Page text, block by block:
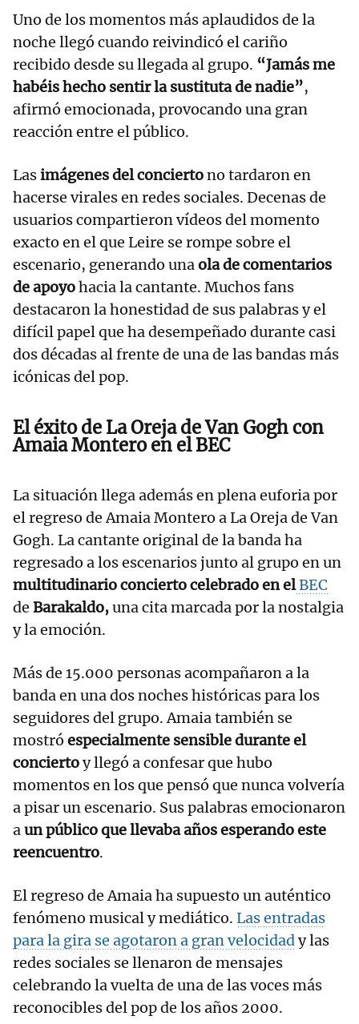
Uno de los momentos más aplaudidos de la
noche llegó cuando reivindicó el cariño
recibido desde su llegada al grupo. “Jamás me
habéis hecho sentir la sustituta de nadie”,
afirmó emocionada, provocando una gran
reacción entre el público.
Lasimágenes del conciertono tardaron en
hacerse virales en redes sociales. Decenas de
usuarios compartieron vídeos del momento
exacto en el que Leire se rompe sobre el
escenario, generando unaola de comentarios
de apoyohacia la cantante. Muchos fans
destacaron la honestidad de sus palabras y el
difícil papel que ha desempeñado durante casi
dos décadas al frente de una de las bandas más
icónicas del pop.
El éxito de La Oreja de Van Gogh con
Amaia Montero en el BEC
La situación llega además en plena euforia por
el regreso de Amaia Montero a La Oreja de Van
Gogh. La cantante original de la banda ha
regresado a los escenarios junto al grupo en un
multitudinario concierto celebrado en elBEC
de Barakaldo,una cita marcada por la nostalgia
y la emoción.
Más de 15.000 personas acompañaron a la
banda en una dos noches históricas para los
seguidores del grupo. Amaia también se
mostró especialmente sensible durante el
conciertoy llegó a confesar que hubo
momentos en los que pensó que nunca volvería
a pisar un escenario. Sus palabras emocionaron
aun público que llevaba años esperando este
reencuentro.
El regreso de Amaia ha supuesto un auténtico
fenómeno musical y mediático. Las entradas
para la gira se agotaron a gran velocidady las
redes sociales se llenaron de mensajes
celebrando la vuelta de una de las voces más
reconocibles del pop de los años 2000.